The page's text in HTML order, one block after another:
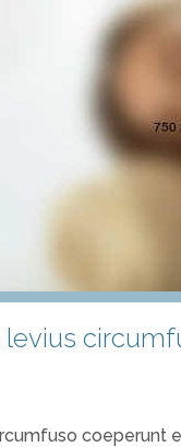
coeperunt